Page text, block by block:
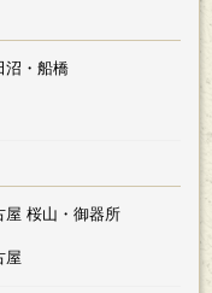
沼・船橋
屋 桜山・御器所
屋